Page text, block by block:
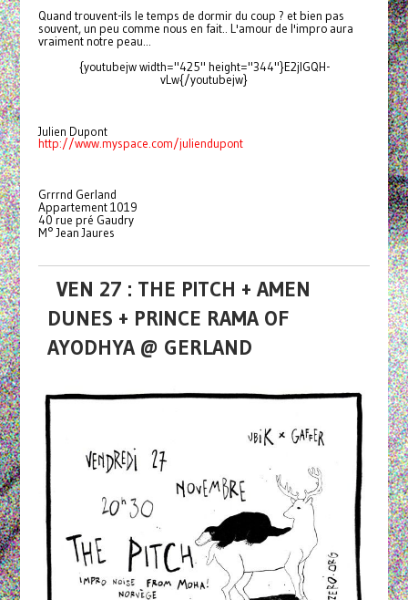
Quand trouvent-ils le temps de dormir du coup ? et bien pas
souvent, un peu comme nous en fait.. L'amour de l'impro aura
vraiment notre peau...
{youtubejw width="425" height="344"}E2jlGQH-
vLw{/youtubejw}
Julien Dupont
http://www.myspace.com/juliendupont
Grrrnd Gerland
Appartement 1019
40 rue pré Gaudry
M° Jean Jaures
VEN 27 : THE PITCH + AMEN
DUNES + PRINCE RAMA OF
AYODHYA @ GERLAND